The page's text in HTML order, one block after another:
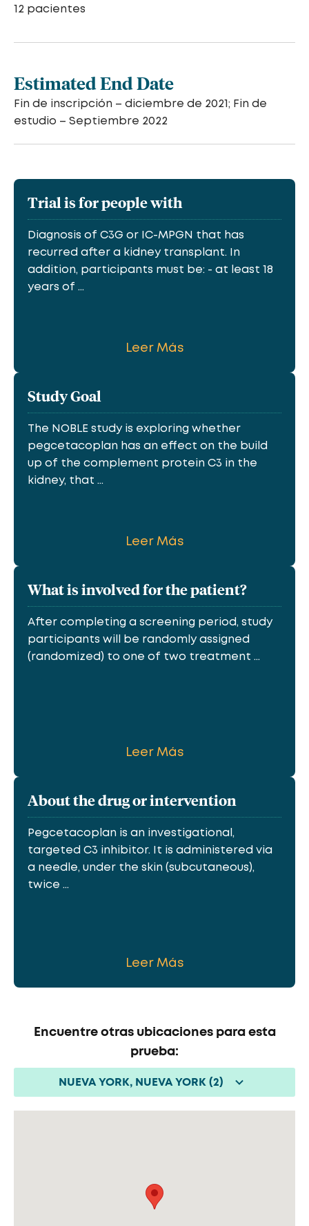
12 pacientes
Estimated End Date
Fin de inscripción – diciembre de 2021; Fin de
estudio – Septiembre 2022
Trial is for people with
Diagnosis of C3G or IC-MPGN that has
recurred after a kidney transplant. In
addition, participants must be: - at least 18
years of ...
Leer Más
Study Goal
The NOBLE study is exploring whether
pegcetacoplan has an effect on the build
up of the complement protein C3 in the
kidney, that ...
Leer Más
What is involved for the patient?
After completing a screening period, study
participants will be randomly assigned
(randomized) to one of two treatment ...
Leer Más
About the drug or intervention
Pegcetacoplan is an investigational,
targeted C3 inhibitor. It is administered via
a needle, under the skin (subcutaneous),
twice ...
Leer Más
Encuentre otras ubicaciones para esta
prueba:
NUEVA YORK, NUEVA YORK (2)